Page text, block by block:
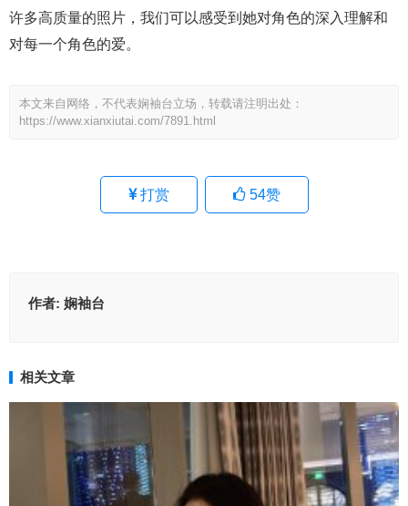
许多高质量的照片，我们可以感受到她对角色的深入理解和
对每一个角色的爱。
本文来自网络，不代表娴袖台立场，转载请注明出处：
https://www.xianxiutai.com/7891.html
打赏 54赞
作者: 娴袖台
相关文章